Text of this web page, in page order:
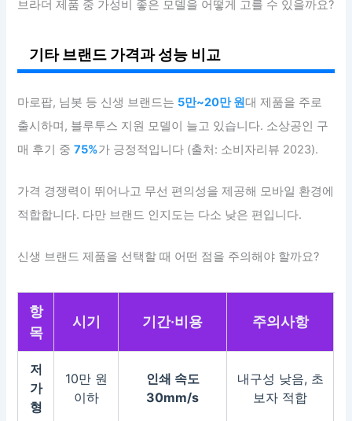
브라더 제품 중 가성비 좋은 모델을 어떻게 고를 수 있을까요?
기타 브랜드 가격과 성능 비교
마로팝, 님봇 등 신생 브랜드는 5만~20만 원대 제품을 주로
출시하며, 블루투스 지원 모델이 늘고 있습니다. 소상공인 구
매 후기 중75%가 긍정적입니다 (출처: 소비자리뷰 2023).
가격 경쟁력이 뛰어나고 무선 편의성을 제공해 모바일 환경에
적합합니다. 다만 브랜드 인지도는 다소 낮은 편입니다.
신생 브랜드 제품을 선택할 때 어떤 점을 주의해야 할까요?
항
목
시기 기간·비용 주의사항
저
가
형
10만 원
이하
인쇄 속도
30mm/s
내구성 낮음, 초
보자 적합